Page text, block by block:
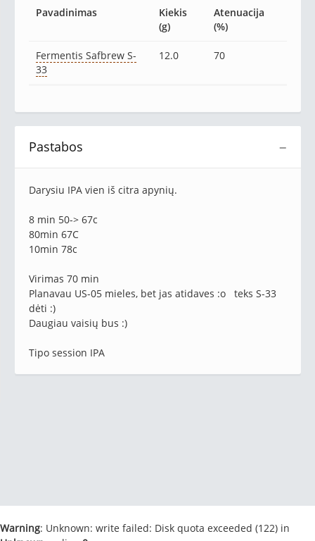
Pavadinimas
Kiekis
(g)
Atenuacija
(%)
Fermentis Safbrew S-
33
12.0 70
−
Pastabos
Darysiu IPA vien iš citra apynių.
8 min 50-> 67c
80min 67C
10min 78c
Virimas 70 min
Planavau US-05 mieles, bet jas atidaves :o teks S-33
dėti :)
Daugiau vaisių bus :)
Tipo session IPA
Warning: Unknown: write failed: Disk quota exceeded (122) in